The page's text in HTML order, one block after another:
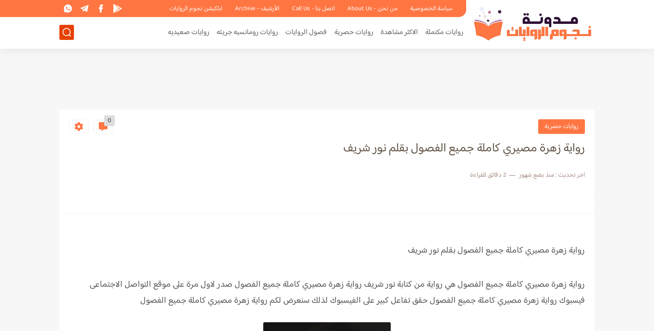
سياسة الخصوصية من نحن - About Us اتصل بنا - Call Us الأرشيف - Archive ابلكيشن نجوم الروايات
روايات مكتملة الاكثر مشاهدة روايات حصرية فصول الروايات روايات رومانسيه جريئه روايات صعيديه
روايات حصرية
0
رواية زهرة مصيري كاملة جميع الفصول بقلم نور شريف
اخر تحديث :منذ بضع شهور 2 دقائق للقراءة
رواية زهرة مصيري كاملة جميع الفصول بقلم نور شريف
رواية زهرة مصيري كاملة جميع الفصول هي رواية من كتابة نور شريف رواية زهرة مصيري كاملة جميع الفصول صدر لاول مرة على موقع التواصل الاجتماعى
فيسبوك رواية زهرة مصيري كاملة جميع الفصولحققتفاعل كبير على الفيسبوك لذلك سنعرض لكمرواية زهرة مصيري كاملة جميع الفصول